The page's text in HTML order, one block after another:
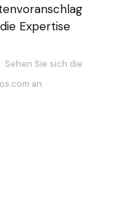
Expertise
Sehen Sie sich die
an